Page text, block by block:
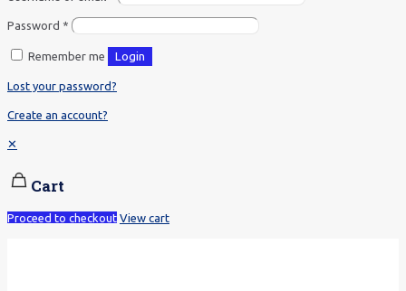
Password *
Remember me Login
Lost your password?
Create an account?
✕
Cart
Proceed to checkout View cart